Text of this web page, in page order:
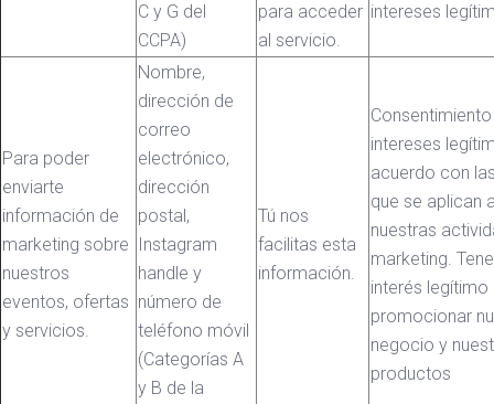
C y G del
CCPA)
para acceder
al servicio.
intereses
Para poder
enviarte
información de
marketing sobre
nuestros
eventos, ofertas
y servicios.
Nombre,
dirección de
correo
electrónico,
dirección
postal,
Instagram
handle y
número de
teléfono móvil
(Categorías A
y B de la
Tú nos
facilitas esta
información.
intereses
acuerdo con
que se aplican
nuestras
marketing.
interés legítimo
promocionar
negocio y
productos